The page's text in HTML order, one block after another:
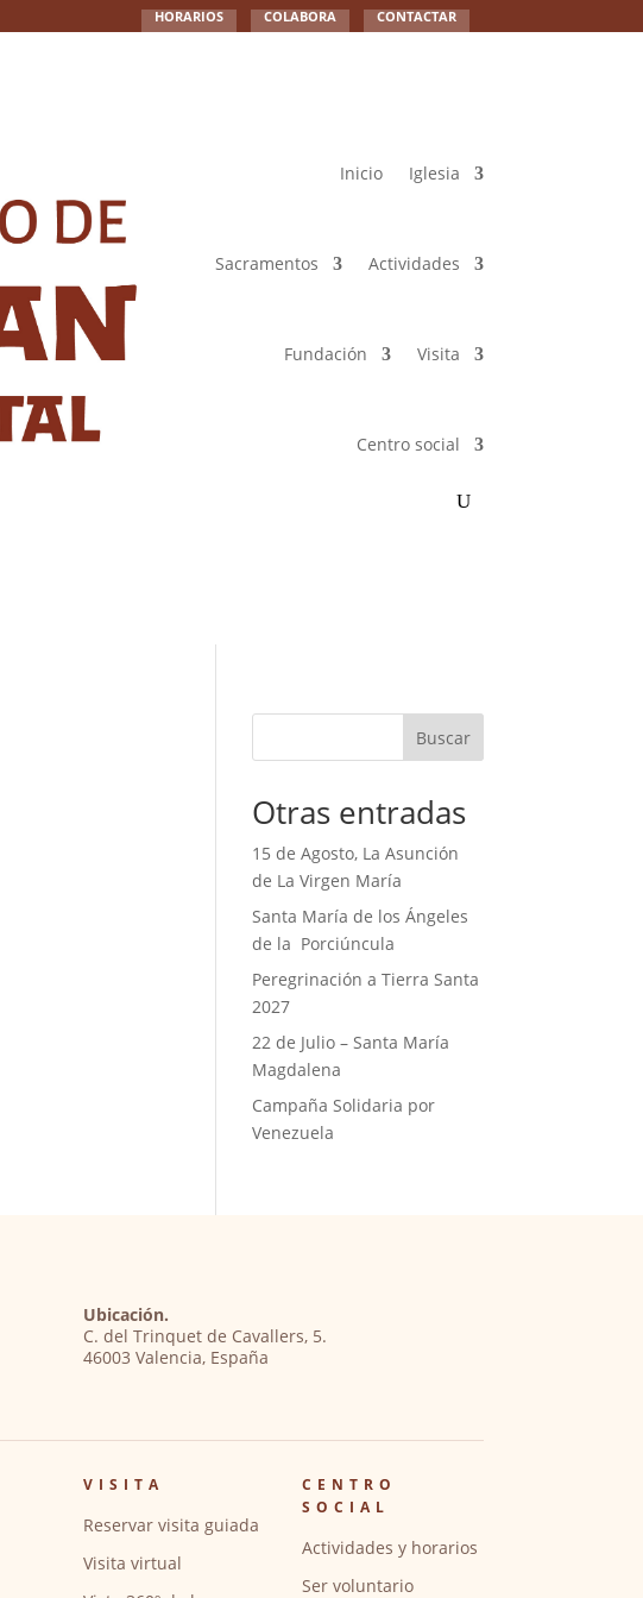
HORARIOS COLABORA CONTACTAR
Inicio Iglesia
Sacramentos Actividades
Fundación Visita
Centro social
Buscar
Otras entradas
15 de Agosto, La Asunción
de La Virgen María
Santa María de los Ángeles
de la Porciúncula
Peregrinación a Tierra Santa
2027
22 de Julio – Santa María
Magdalena
Campaña Solidaria por
Venezuela
Ubicación.
C. del Trinquet de Cavallers, 5.
46003 Valencia, España
VISITA
Reservar visita guiada
Visita virtual
CENTRO
SOCIAL
Actividades y horarios
Ser voluntario